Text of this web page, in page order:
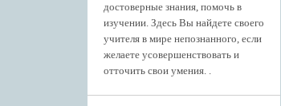
достоверные знания, помочь в
изучении. Здесь Вы найдете своего
учителя в мире непознанного, если
желаете усовершенствовать и
отточить свои умения. .